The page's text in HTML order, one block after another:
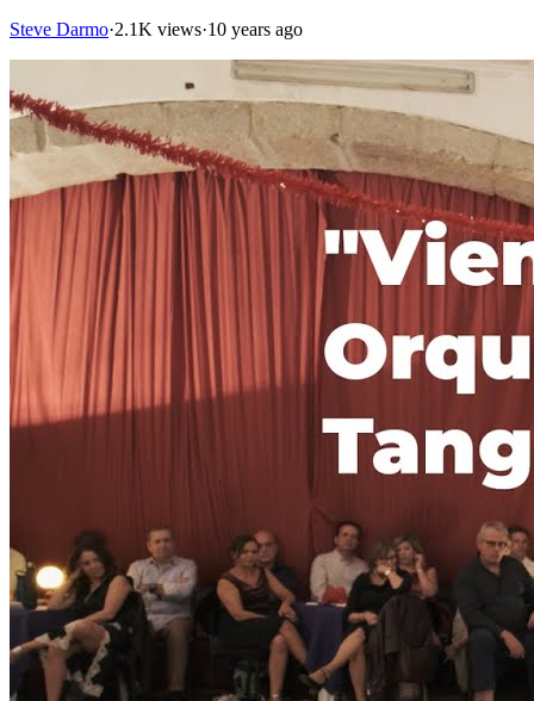
Steve Darmo·2.1K views·10 years ago